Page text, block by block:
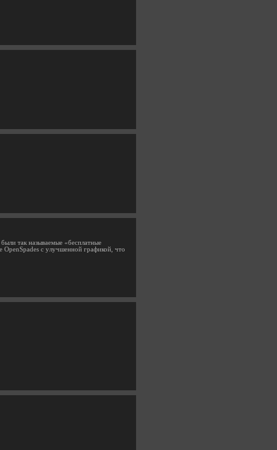
так называемые «бесплатные
с улучшенной графикой, что